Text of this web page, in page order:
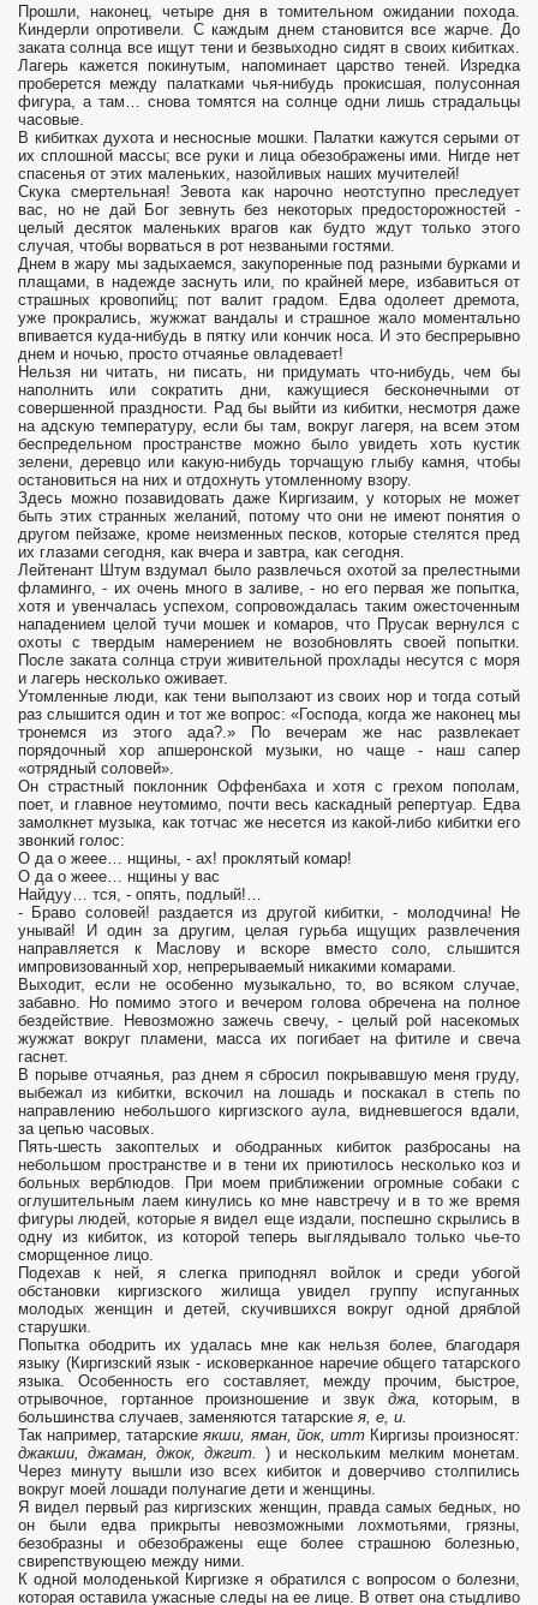
Прошли, наконец, четыре дня в томительном ожидании похода.
Киндерли опротивели. С каждым днем становится все жарче. До
заката солнца все ищут тени и безвыходно сидят в своих кибитках.
Лагерь кажется покинутым, напоминает царство теней. Изредка
проберется между палатками чья-нибудь прокисшая, полусонная
фигура, а там… снова томятся на солнце одни лишь страдальцы
часовые.
В кибитках духота и несносные мошки. Палатки кажутся серыми от
их сплошной массы; все руки и лица обезображены ими. Нигде нет
спасенья от этих маленьких, назойливых наших мучителей!
Скука смертельная! Зевота как нарочно неотступно преследует
вас, но не дай Бог зевнуть без некоторых предосторожностей -
целый десяток маленьких врагов как будто ждут только этого
случая, чтобы ворваться в рот незваными гостями.
Днем в жару мы задыхаемся, закупоренные под разными бурками и
плащами, в надежде заснуть или, по крайней мере, избавиться от
страшных кровопийц; пот валит градом. Едва одолеет дремота,
уже прокрались, жужжат вандалы и страшное жало моментально
впивается куда-нибудь в пятку или кончик носа. И это беспрерывно
днем и ночью, просто отчаянье овладевает!
Нельзя ни читать, ни писать, ни придумать что-нибудь, чем бы
наполнить или сократить дни, кажущиеся бесконечными от
совершенной праздности. Рад бы выйти из кибитки, несмотря даже
на адскую температуру, если бы там, вокруг лагеря, на всем этом
беспредельном пространстве можно было увидеть хоть кустик
зелени, деревцо или какую-нибудь торчащую глыбу камня, чтобы
остановиться на них и отдохнуть утомленному взору.
Здесь можно позавидовать даже Киргизаим, у которых не может
быть этих странных желаний, потому что они не имеют понятия о
другом пейзаже, кроме неизменных песков, которые стелятся пред
их глазами сегодня, как вчера и завтра, как сегодня.
Лейтенант Штум вздумал было развлечься охотой за прелестными
фламинго, - их очень много в заливе, - но его первая же попытка,
хотя и увенчалась успехом, сопровождалась таким ожесточенным
нападением целой тучи мошек и комаров, что Прусак вернулся с
охоты с твердым намерением не возобновлять своей попытки.
После заката солнца струи живительной прохлады несутся с моря
и лагерь несколько оживает.
Утомленные люди, как тени выползают из своих нор и тогда сотый
раз слышится один и тот же вопрос: «Господа, когда же наконец мы
тронемся из этого ада?.» По вечерам же нас развлекает
порядочный хор апшеронской музыки, но чаще - наш сапер
«отрядный соловей».
Он страстный поклонник Оффенбаха и хотя с грехом пополам,
поет, и главное неутомимо, почти весь каскадный репертуар. Едва
замолкнет музыка, как тотчас же несется из какой-либо кибитки его
звонкий голос:
О да о жеее… нщины, - ах! проклятый комар!
О да о жеее… нщины у вас
Найдуу… тся, - опять, подлый!…
- Браво соловей! раздается из другой кибитки, - молодчина! Не
унывай! И один за другим, целая гурьба ищущих развлечения
направляется к Маслову и вскоре вместо соло, слышится
импровизованный хор, непрерываемый никакими комарами.
Выходит, если не особенно музыкально, то, во всяком случае,
забавно. Но помимо этого и вечером голова обречена на полное
бездействие. Невозможно зажечь свечу, - целый рой насекомых
жужжат вокруг пламени, масса их погибает на фитиле и свеча
гаснет.
В порыве отчаянья, раз днем я сбросил покрывавшую меня груду,
выбежал из кибитки, вскочил на лошадь и поскакал в степь по
направлению небольшого киргизского аула, видневшегося вдали,
за цепью часовых.
Пять-шесть закоптелых и ободранных кибиток разбросаны на
небольшом пространстве и в тени их приютилось несколько коз и
больных верблюдов. При моем приближении огромные собаки с
оглушительным лаем кинулись ко мне навстречу и в то же время
фигуры людей, которые я видел еще издали, поспешно скрылись в
одну из кибиток, из которой теперь выглядывало только чье-то
сморщенное лицо.
Подехав к ней, я слегка приподнял войлок и среди убогой
обстановки киргизского жилища увидел группу испуганных
молодых женщин и детей, скучившихся вокруг одной дряблой
старушки.
Попытка ободрить их удалась мне как нельзя более, благодаря
языку (Киргизский язык - исковерканное наречие общего татарского
языка. Особенность его составляет, между прочим, быстрое,
отрывочное, гортанное произношение и звук джа,
которым, в
большинства случаев, заменяются татарские я, е, и.
Так например, татарскиеякши, яман, йок, иттКиргизы произносят:
джакши, джаман, джок, джгит.
) и нескольким мелким монетам.
Через минуту вышли изо всех кибиток и доверчиво столпились
вокруг моей лошади полунагие дети и женщины.
Я видел первый раз киргизских женщин, правда самых бедных, но
он были едва прикрыты невозможными лохмотьями, грязны,
безобразны и обезображены еще более страшною болезнью,
свирепствующею между ними.
К одной молоденькой Киргизке я обратился с вопросом о болезни,
которая оставила ужасные следы на ее лице. В ответ она стыдливо